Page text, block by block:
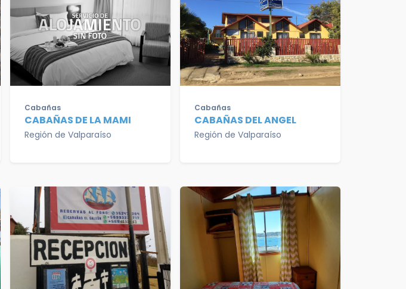
Cabañas
CABAÑAS DE LA MAMI
Región de Valparaíso
Cabañas
CABAÑAS DEL ANGEL
Región de Valparaíso